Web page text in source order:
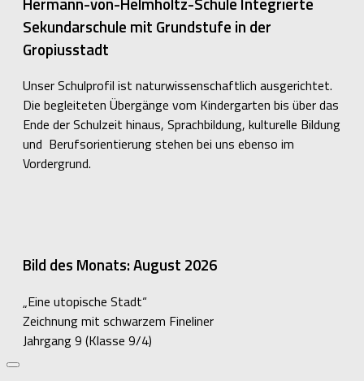
Sekundarschule mit Grundstufe in der
Gropiusstadt
Unser Schulprofil ist naturwissenschaftlich ausgerichtet.
Die begleiteten Übergänge vom Kindergarten bis über das
Ende der Schulzeit hinaus, Sprachbildung, kulturelle Bildung
und Berufsorientierung stehen bei uns ebenso im
Vordergrund.
Bild des Monats: August 2026
„Eine utopische Stadt“
Zeichnung mit schwarzem Fineliner
Jahrgang 9 (Klasse 9/4)